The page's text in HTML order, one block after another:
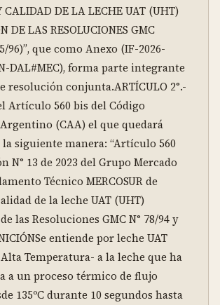
CALIDAD DE LA LECHE UAT (UHT)
DE LAS RESOLUCIONES GMC
96)”, que como Anexo (IF-2026-
DAL#MEC), forma parte integrante
resolución conjunta.ARTÍCULO 2°.-
Artículo 560 bis del Código
(CAA) el que quedará
la siguiente manera: “Artículo 560
N° 13 de 2023 del Grupo Mercado
Técnico MERCOSUR de
de la leche UAT (UHT)
las Resoluciones GMC N° 78/94 y
entiende por leche UAT
Temperatura- a la leche que ha
a un proceso térmico de flujo
135ºC durante 10 segundos hasta